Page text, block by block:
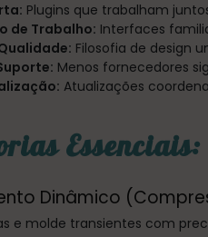
Plugins que trabalham
de Trabalho: Interfaces
Filosofia de design
Menos fornecedores
Atualizações
Dinâmico
e molde transientes com